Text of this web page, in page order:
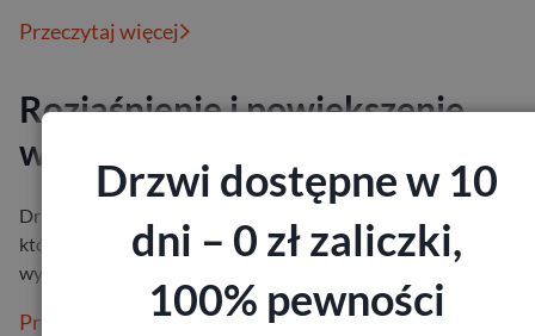
Przeczytaj więcej
Rozjaśnienie i powiększenie
wnętrz, czyli drzwi z lustrem
Drzwi wewnętrzne z lustrem to piękne i praktyczne
które będzie pasowało niemal do każdej aranżacji. Taki element
wyposażen…
Przeczytaj więcej
Drzwi dostępne w 10
dni – 0 zł zaliczki,
100% pewności